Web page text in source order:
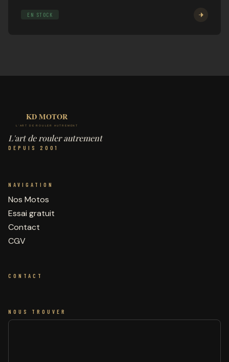
EN STOCK
L'art de rouler autrement
DEPUIS 2001
NAVIGATION
Nos Motos
Essai gratuit
Contact
CGV
CONTACT
NOUS TROUVER